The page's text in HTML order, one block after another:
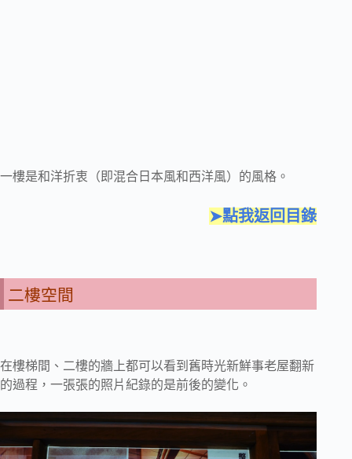
一樓是和洋折衷（即混合日本風和西洋風）的風格。
➤點我返回目錄
二樓空間
在樓梯間、二樓的牆上都可以看到舊時光新鮮事老屋翻新
的過程，一張張的照片紀錄的是前後的變化。